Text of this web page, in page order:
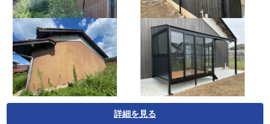
詳細を見る